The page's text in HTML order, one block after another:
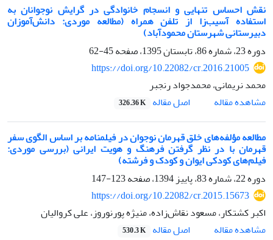
نقش احساس تنهایی و انسجام خانوادگی در گرایش نوجوانان به
استفاده آسیب‌زا از تلفن همراه (مطالعه موردی: دانش‌آموزان
دبیرستانی شهرستان محمودآباد)
دوره 23، شماره 86، تابستان 1395، صفحه
45-62
https://doi.org/10.22082/cr.2016.21005
محمد نریمانی، محمدجواد رنجبر
مشاهده مقاله
اصل مقاله 326.36 K
مطالعه مؤلفه‌های خلق قهرمان نوجوان در فیلمنامه بر اساس الگوی سفر
قهرمان با در نظر گرفتن فرهنگ و هویت ایرانی (بررسی موردی:
فیلم‌های کودکی ایوان و کودک و فرشته)
دوره 22، شماره 83، پاییز 1394، صفحه
123-147
https://doi.org/10.22082/cr.2015.15673
اکبر کشتکار، مسعود نقاش‌زاده، منیژه پورنوروز، علی کروالیان
مشاهده مقاله
اصل مقاله 530.3 K